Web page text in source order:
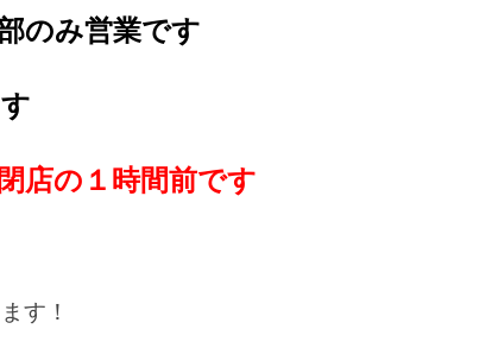
のみ営業です
店の１時間前です
す！